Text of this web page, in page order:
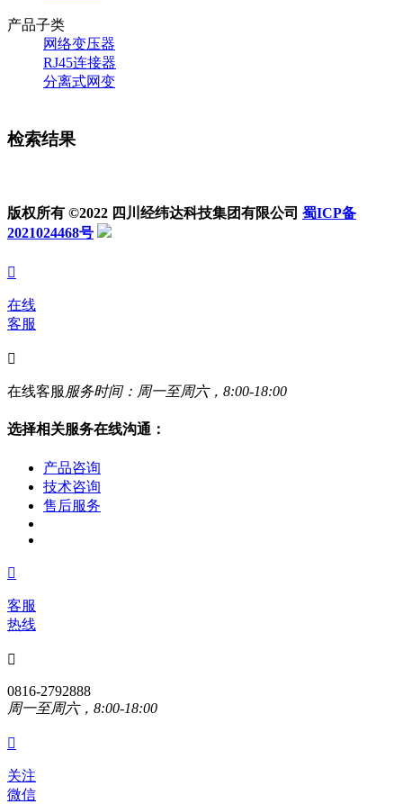
产品子类
网络变压器
RJ45连接器
分离式网变
检索结果
版权所有 ©2022 四川经纬达科技集团有限公司 蜀ICP备
2021024468号

在线
客服

在线客服 服务时间：周一至周六，8:00-18:00
选择相关服务在线沟通：
产品咨询
技术咨询
售后服务

客服
热线

0816-2792888
周一至周六，8:00-18:00

关注
微信